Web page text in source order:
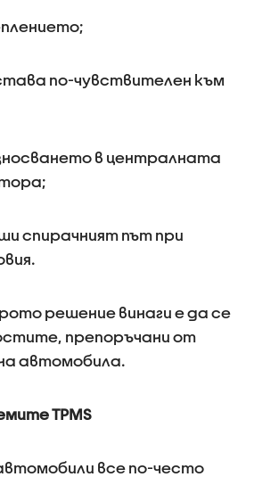
по-чувствителен към
в централната
спирачният път при
решение винаги е да се
препоръчани от
автомобила.
TPMS
все по-често